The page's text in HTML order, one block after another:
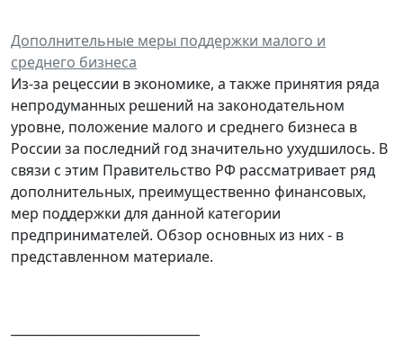
Дополнительные меры поддержки малого и
среднего бизнеса
Из-за рецессии в экономике, а также принятия ряда
непродуманных решений на законодательном
уровне, положение малого и среднего бизнеса в
России за последний год значительно ухудшилось. В
связи с этим Правительство РФ рассматривает ряд
дополнительных, преимущественно финансовых,
мер поддержки для данной категории
предпринимателей. Обзор основных из них - в
представленном материале.